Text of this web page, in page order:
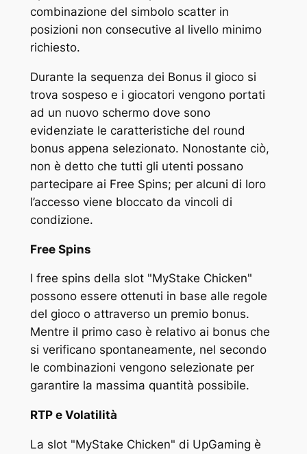
combinazione del simbolo scatter in
posizioni non consecutive al livello minimo
richiesto.
Durante la sequenza dei Bonus il gioco si
trova sospeso e i giocatori vengono portati
ad un nuovo schermo dove sono
evidenziate le caratteristiche del round
bonus appena selezionato. Nonostante ciò,
non è detto che tutti gli utenti possano
partecipare ai Free Spins; per alcuni di loro
l’accesso viene bloccato da vincoli di
condizione.
Free Spins
I free spins della slot "MyStake Chicken"
possono essere ottenuti in base alle regole
del gioco o attraverso un premio bonus.
Mentre il primo caso è relativo ai bonus che
si verificano spontaneamente, nel secondo
le combinazioni vengono selezionate per
garantire la massima quantità possibile.
RTP e Volatilità
La slot "MyStake Chicken" di UpGaming è